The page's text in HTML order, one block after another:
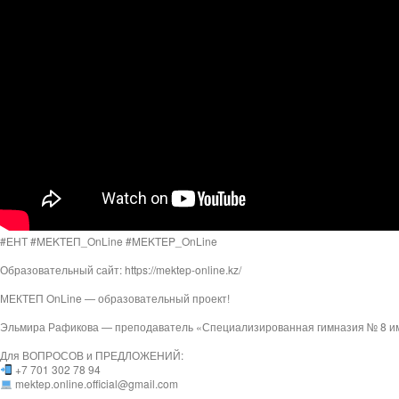
#ЕНТ #MEKTEП_OnLine​ #MEKTEP_OnLine​
Образовательный сайт: https://mektep-online.kz/
МЕКТЕП OnLine — образовательный проект!
Эльмира Рафикова — преподаватель «Специализированная гимназия № 8
Для ВОПРОСОВ и ПРЕДЛОЖЕНИЙ:
+7 701 302 78 94
mektep.online.official@gmail.com